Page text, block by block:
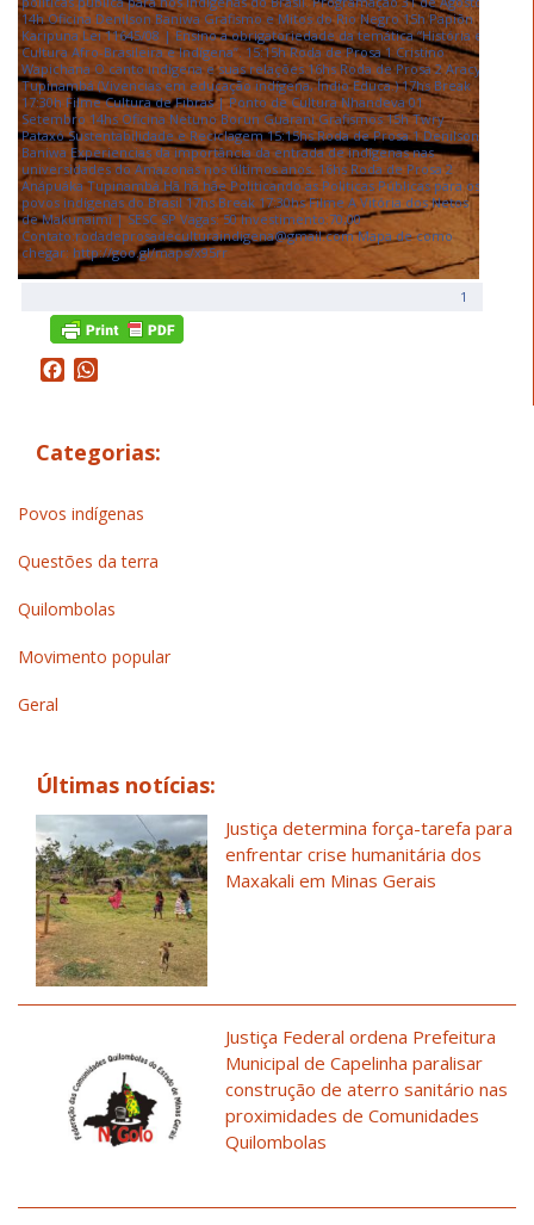
1
Facebook
Categorias:
Povos indígenas
Questões da terra
Quilombolas
Movimento popular
Geral
Últimas notícias:
Justiça determina força-tarefa para
enfrentar crise humanitária dos
Maxakali em Minas Gerais
Justiça Federal ordena Prefeitura
Municipal de Capelinha paralisar
construção de aterro sanitário nas
proximidades de Comunidades
Quilombolas